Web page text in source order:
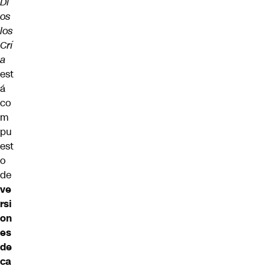
os
los
Crí
a
est
á
co
m
pu
est
o
de
ve
rsi
on
es
de
ca